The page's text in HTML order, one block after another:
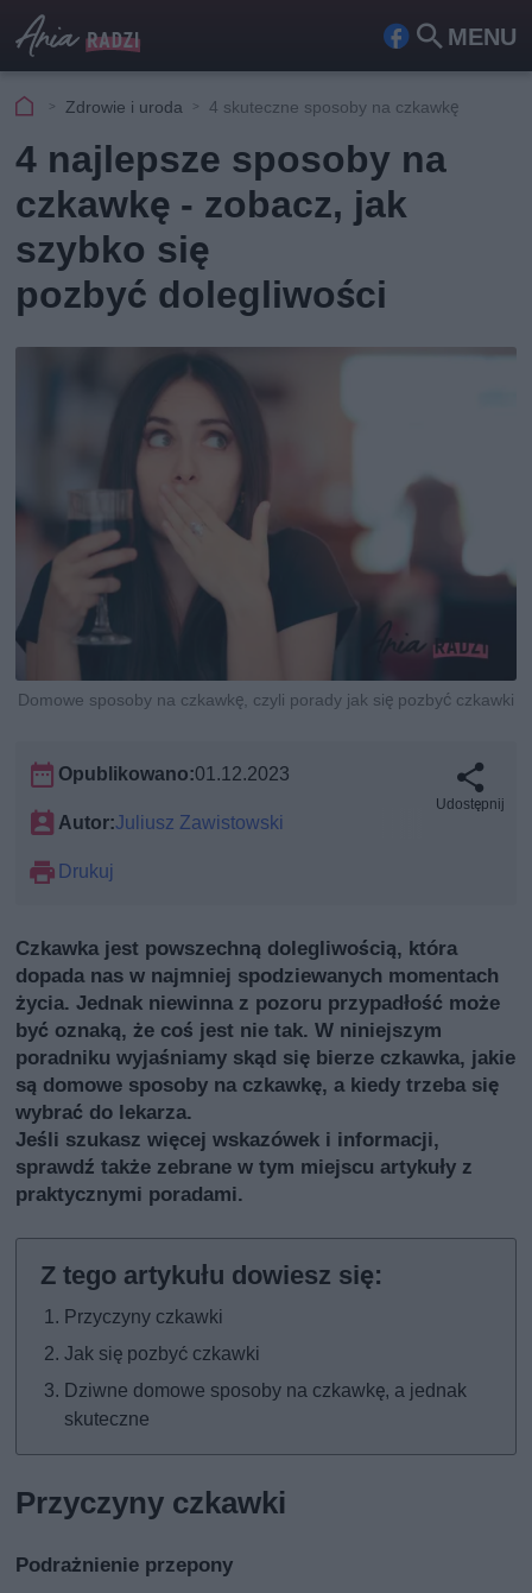
MENU
Fa
ook
Szu
kaj
Zdrowie i uroda 4 skuteczne sposoby na czkawkę
4 najlepsze sposoby na
czkawkę - zobacz, jak
szybko się
pozbyć dolegliwości
Domowe sposoby na czkawkę, czyli porady jak się pozbyć czkawki
Opublikowano:01.12.2023
Autor:Juliusz Zawistowski
Drukuj
Udostępnij
Czkawka jest powszechną dolegliwością, która
dopada nas w najmniej spodziewanych momentach
życia. Jednak niewinna z pozoru przypadłość może
być oznaką, że coś jest nie tak. W niniejszym
poradniku wyjaśniamy skąd się bierze czkawka, jakie
są domowe sposoby na czkawkę, a kiedy trzeba się
wybrać do lekarza.
Jeśli szukasz więcej wskazówek i informacji,
sprawdź także zebrane w tym miejscu artykuły z
praktycznymi poradami.
Przyczyny czkawki
Jak się pozbyć czkawki
Dziwne domowe sposoby na czkawkę, a jednak
skuteczne
Przyczyny czkawki
Podrażnienie przepony